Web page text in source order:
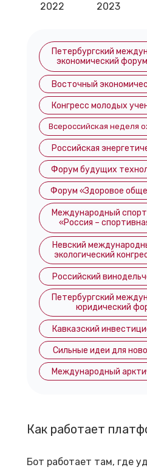
Петербургский
экономический
Российская
Форум будущих
Кавказский
Петербургский
юридический
Форум «Здоровое
Международный
«Россия –
Невский
экологический
Всероссийская неделя
Конгресс молодых
Международный
Российский
Сильные идеи для
Восточный
2022 2023
Как работает
Бот работает там, где